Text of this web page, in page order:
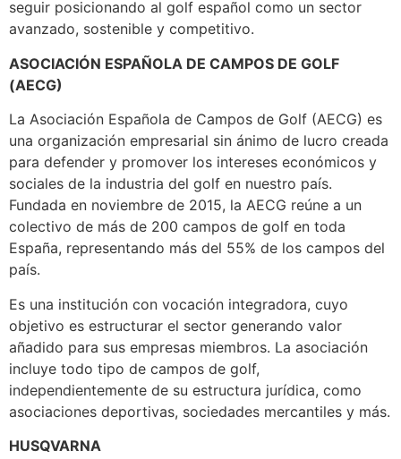
seguir posicionando al golf español como un sector
avanzado, sostenible y competitivo.
ASOCIACIÓN ESPAÑOLA DE CAMPOS DE GOLF
(AECG)
La Asociación Española de Campos de Golf (AECG) es
una organización empresarial sin ánimo de lucro creada
para defender y promover los intereses económicos y
sociales de la industria del golf en nuestro país.
Fundada en noviembre de 2015, la AECG reúne a un
colectivo de más de 200 campos de golf en toda
España, representando más del 55% de los campos del
país.
Es una institución con vocación integradora, cuyo
objetivo es estructurar el sector generando valor
añadido para sus empresas miembros. La asociación
incluye todo tipo de campos de golf,
independientemente de su estructura jurídica, como
asociaciones deportivas, sociedades mercantiles y más.
HUSQVARNA